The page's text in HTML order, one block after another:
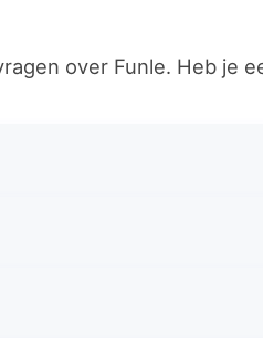
over Funle. Heb je